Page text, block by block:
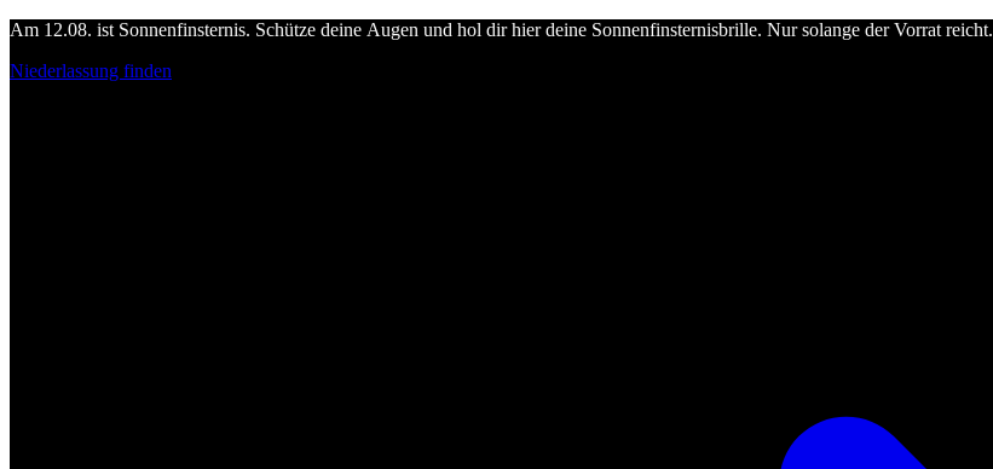
Am 12.08. ist Sonnenfinsternis. Schütze deine Augen und hol dir hier deine Sonnenfinsternisbrille. Nur solange der Vorrat reicht.
Niederlassung finden